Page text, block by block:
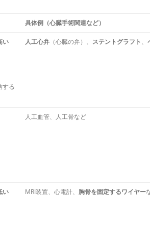
具体例（心臓手術関連など）
い
する
人工心弁 （心臓の弁）、 ステントグラフト、
人工血管、人工骨など
い MRI装置、心電計、 胸骨を固定するワイヤー